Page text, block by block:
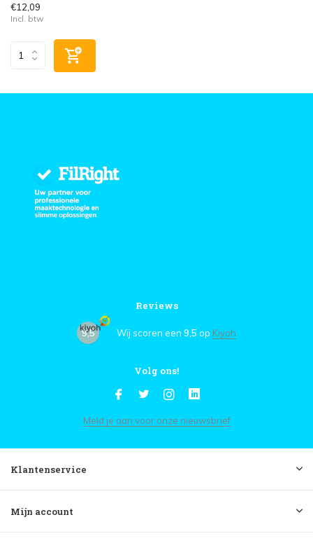
€12,09
Incl. btw
Reviews
9,5 Wij scoren een 9,5 op Kiyoh
Volg ons!
Meld je aan voor onze nieuwsbrief
Klantenservice
Mijn account